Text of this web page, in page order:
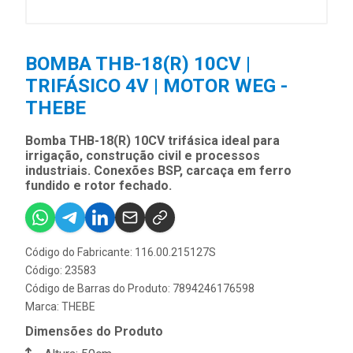
BOMBA THB-18(R) 10CV |
TRIFÁSICO 4V | MOTOR WEG -
THEBE
Bomba THB-18(R) 10CV trifásica ideal para
irrigação, construção civil e processos
industriais. Conexões BSP, carcaça em ferro
fundido e rotor fechado.
Código do Fabricante: 116.00.215127S
Código: 23583
Código de Barras do Produto: 7894246176598
Marca: THEBE
Dimensões do Produto